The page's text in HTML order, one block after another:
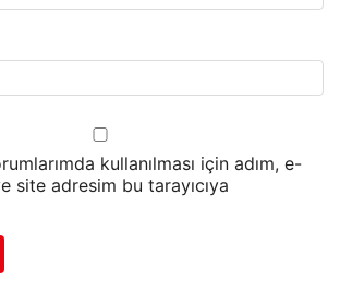
kullanılması için adım, e-
site adresim bu tarayıcıya